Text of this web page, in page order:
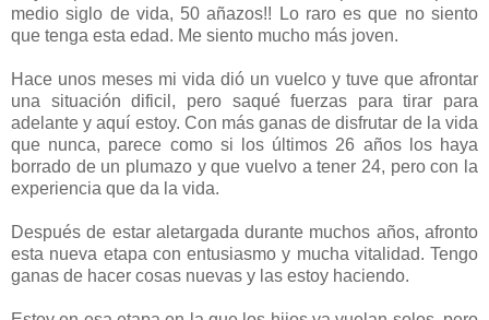
medio siglo de vida, 50 añazos!! Lo raro es que no siento
que tenga esta edad. Me siento mucho más joven.
Hace unos meses mi vida dió un vuelco y tuve que afrontar
una situación dificil, pero saqué fuerzas para tirar para
adelante y aquí estoy. Con más ganas de disfrutar de la vida
que nunca, parece como si los últimos 26 años los haya
borrado de un plumazo y que vuelvo a tener 24, pero con la
experiencia que da la vida.
Después de estar aletargada durante muchos años, afronto
esta nueva etapa con entusiasmo y mucha vitalidad. Tengo
ganas de hacer cosas nuevas y las estoy haciendo.